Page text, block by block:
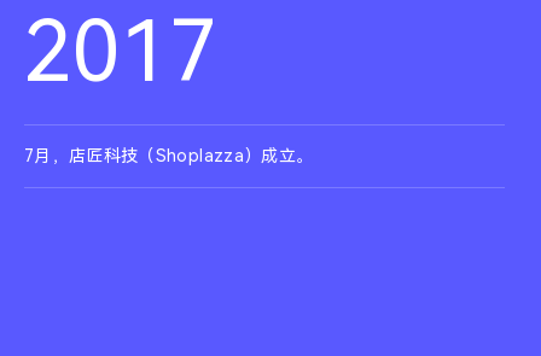
2017
7月，店匠科技（Shoplazza）成立。